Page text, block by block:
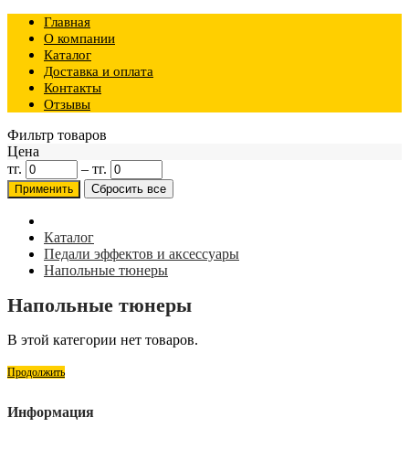
Главная
О компании
Каталог
Доставка и оплата
Контакты
Отзывы
Фильтр товаров
Цена
тг.
– тг.
Каталог
Педали эффектов и аксессуары
Напольные тюнеры
Напольные тюнеры
В этой категории нет товаров.
Продолжить
Информация